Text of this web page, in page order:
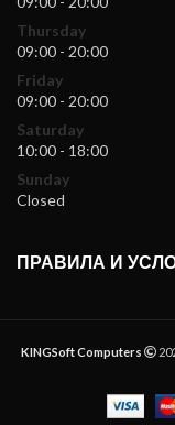
Thursday
09:00 - 20:00
Friday
09:00 - 20:00
Saturday
10:00 - 18:00
Sunday
Closed
ПРАВИЛА И
KINGSoft Computers